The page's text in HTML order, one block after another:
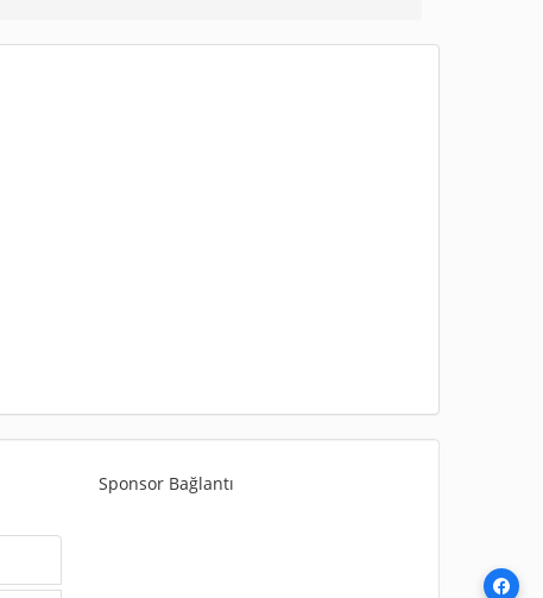
Sponsor Bağlantı